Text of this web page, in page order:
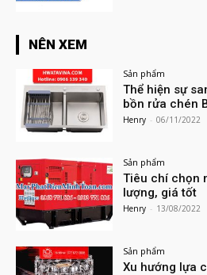
NÊN XEM
Sản phẩm
Thể hiện sự
bồn rửa chén
Henry - 06/11/2022
Sản phẩm
Tiêu chí chọn
lượng, giá tốt
Henry - 13/08/2022
Sản phẩm
Xu hướng lựa